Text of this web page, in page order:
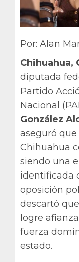
Por: Alan
Chihuahua,
diputada
Partido
Nacional
González
aseguró que
Chihuahua
siendo una
identificada
oposición
descartó
logre
fuerza
estado.